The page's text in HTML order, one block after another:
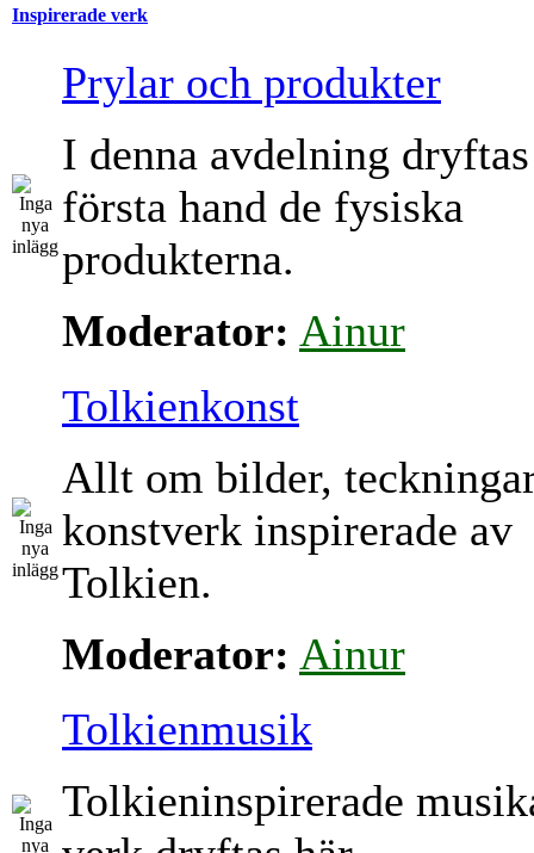
Inspirerade verk
Prylar och produkter
I denna avdelning
första hand de fysiska
produkterna.
Moderator: Ainur
Tolkienkonst
Allt om bilder,
konstverk inspirerade av
Tolkien.
Moderator: Ainur
Tolkienmusik
Tolkieninspirerade